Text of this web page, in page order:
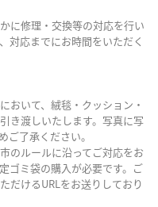
に修理・交換等の対応を行い
対応までにお時間をいただく
おいて、絨毯・クッション・
き渡しいたします。写真に写
ご了承ください。
のルールに沿ってご対応をお
ゴミ袋の購入が必要です。ご
だけるURLをお送りしており